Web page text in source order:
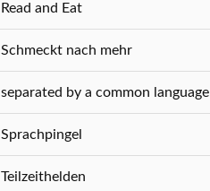
Read and Eat
Schmeckt nach mehr
separated by a common language
Sprachpingel
Teilzeithelden